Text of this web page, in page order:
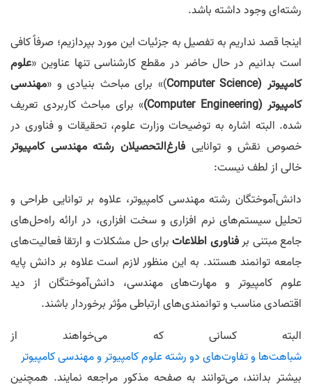
رشته‌ای وجود داشته باشد.
اینجا قصد نداریم به تفصیل به جزئیات این مورد بپردازیم؛ صرفاً کافی
است بدانیم در حال حاضر در مقطع کارشناسی تنها عناوین «علوم
کامپیوتر (Computer Science
)» برای مباحث بنیادی و «مهندسی
کامپیوتر (Computer Engineering)
» برای مباحث کاربردی تعریف
شده. البته اشاره به توضیحات وزارت علوم، تحقیقات و فناوری در
خصوص نقش و توانایی فارغ‌التحصیلان رشته مهندسی کامپیوتر
خالی از لطف نیست:
دانش‌آموختگان رشته مهندسی کامپیوتر، علاوه بر توانایی طراحی و
تحلیل سیستم‌های نرم افزاری و سخت افزاری، در ارائه راه‌حل‌های
جامع مبتنی برفناوری اطلاعاتبرای حل مشکلات و ارتقا فعالیت‌های
جامعه توانمند هستند. به این منظور لازم است علاوه بر دانش پایه
علوم کامپیوتر و مهارت‌های مهندسی، دانش‌آموختگان از دید
اقتصادی مناسب و توانمندی‌های ارتباطی مؤثر برخوردار باشند.
البته کسانی که می‌خواهند از
شباهت‌ها و تفاوت‌های دو رشته علوم کامپیوتر و مهندسی کامپیوتر
بیشتر بدانند، می‌توانند به صفحه مذکور مراجعه نمایند. همچنین